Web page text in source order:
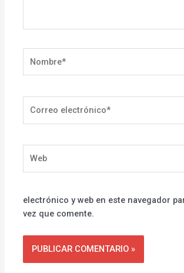
electrónico*
electrónico y web en este navegador
vez que comente.